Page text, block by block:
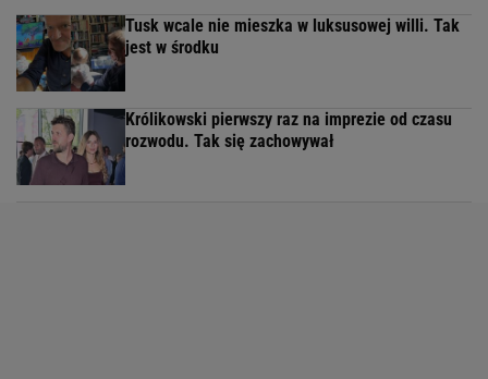
Tusk wcale nie mieszka w luksusowej willi. Tak
jest w środku
Królikowski pierwszy raz na imprezie od czasu
rozwodu. Tak się zachowywał